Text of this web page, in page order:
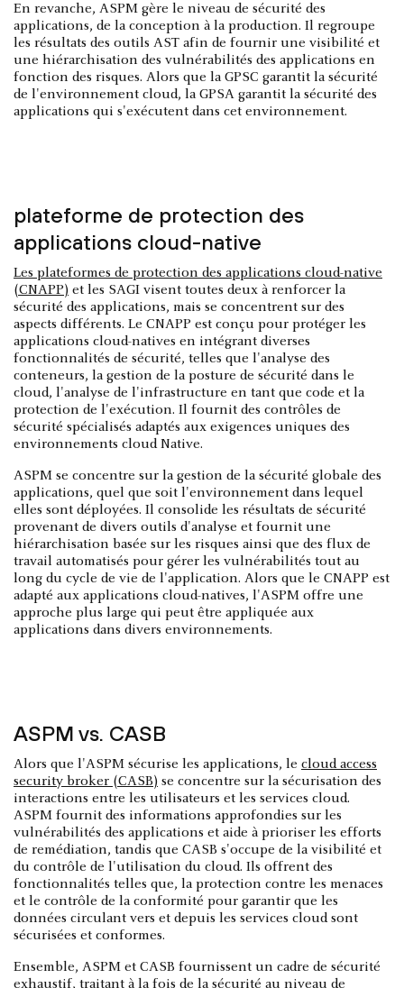
En revanche, ASPM gère le niveau de sécurité des
applications, de la conception à la production. Il regroupe
les résultats des outils AST afin de fournir une visibilité et
une hiérarchisation des vulnérabilités des applications en
fonction des risques. Alors que la GPSC garantit la sécurité
de l'environnement cloud, la GPSA garantit la sécurité des
applications qui s'exécutent dans cet environnement.
plateforme de protection des
applications cloud-native
Les plateformes de protection des applications cloud-native
(CNAPP) et les SAGI visent toutes deux à renforcer la
sécurité des applications, mais se concentrent sur des
aspects différents. Le CNAPP est conçu pour protéger les
applications cloud-natives en intégrant diverses
fonctionnalités de sécurité, telles que l'analyse des
conteneurs, la gestion de la posture de sécurité dans le
cloud, l'analyse de l'infrastructure en tant que code et la
protection de l'exécution. Il fournit des contrôles de
sécurité spécialisés adaptés aux exigences uniques des
environnements cloud Native.
ASPM se concentre sur la gestion de la sécurité globale des
applications, quel que soit l'environnement dans lequel
elles sont déployées. Il consolide les résultats de sécurité
provenant de divers outils d'analyse et fournit une
hiérarchisation basée sur les risques ainsi que des flux de
travail automatisés pour gérer les vulnérabilités tout au
long du cycle de vie de l'application. Alors que le CNAPP est
adapté aux applications cloud-natives, l'ASPM offre une
approche plus large qui peut être appliquée aux
applications dans divers environnements.
ASPM vs. CASB
Alors que l'ASPM sécurise les applications, le cloud access
security broker (CASB) se concentre sur la sécurisation des
interactions entre les utilisateurs et les services cloud.
ASPM fournit des informations approfondies sur les
vulnérabilités des applications et aide à prioriser les efforts
de remédiation, tandis que CASB s'occupe de la visibilité et
du contrôle de l'utilisation du cloud. Ils offrent des
fonctionnalités telles que, la protection contre les menaces
et le contrôle de la conformité pour garantir que les
données circulant vers et depuis les services cloud sont
sécurisées et conformes.
Ensemble, ASPM et CASB fournissent un cadre de sécurité
exhaustif, traitant à la fois de la sécurité au niveau de